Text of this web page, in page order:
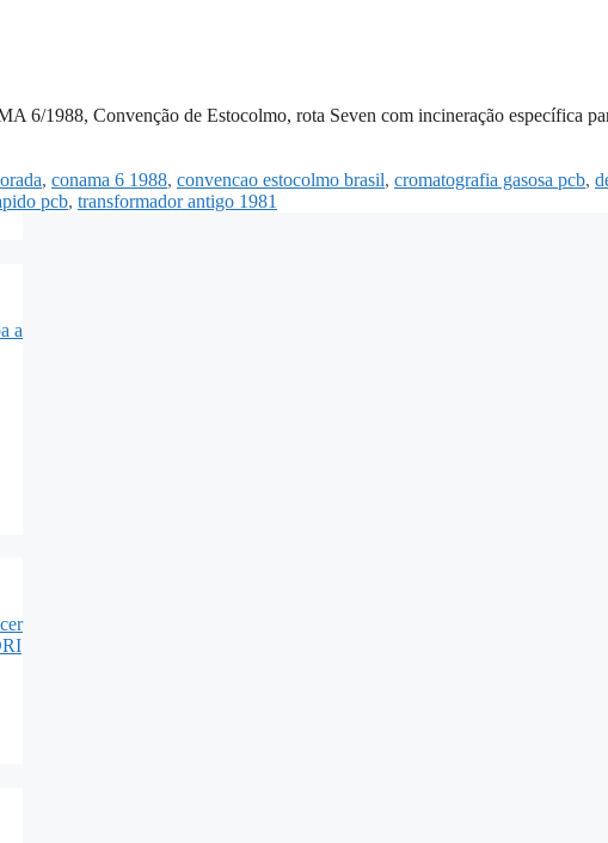
6/1988, Convenção de Estocolmo, rota Seven com incineração específica
, conama 6 1988, convencao estocolmo brasil, cromatografia gasosa pcb,
pcb, transformador antigo 1981
a